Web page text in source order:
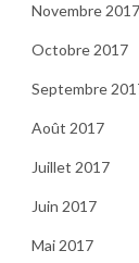
Novembre 2017
Octobre 2017
Septembre
Août 2017
Juillet 2017
Juin 2017
Mai 2017